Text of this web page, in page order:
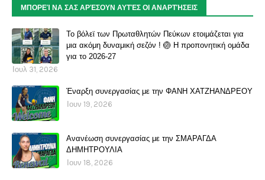
ΜΠΟΡΕΊ ΝΑ ΣΑΣ ΑΡΈΣΟΥΝ ΑΥΤΈΣ ΟΙ ΑΝΑΡΤΉΣΕΙΣ
Το βόλεϊ των Πρωταθλητών Πεύκων ετοιμάζεται για
μια ακόμη δυναμική σεζόν ! 🏐 Η προπονητική ομάδα
για το 2026-27
Ιουλ 31, 2026
Έναρξη συνεργασίας με την ΦΑΝΗ ΧΑΤΖΗΑΝΔΡΕΟΥ
Ιουν 19, 2026
Ανανέωση συνεργασίας με την ΣΜΑΡΑΓΔΑ
ΔΗΜΗΤΡΟΥΛΙΑ
Ιουν 18, 2026